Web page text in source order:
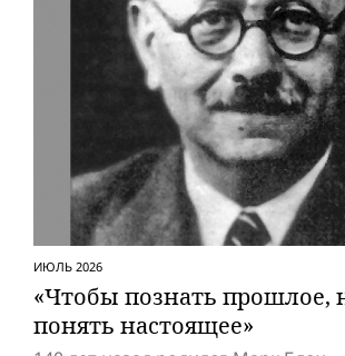
ИЮЛЬ 2026
«Чтобы познать прошлое,
понять настоящее»